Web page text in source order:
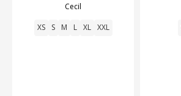
Cecil
XS S M L XL XXL